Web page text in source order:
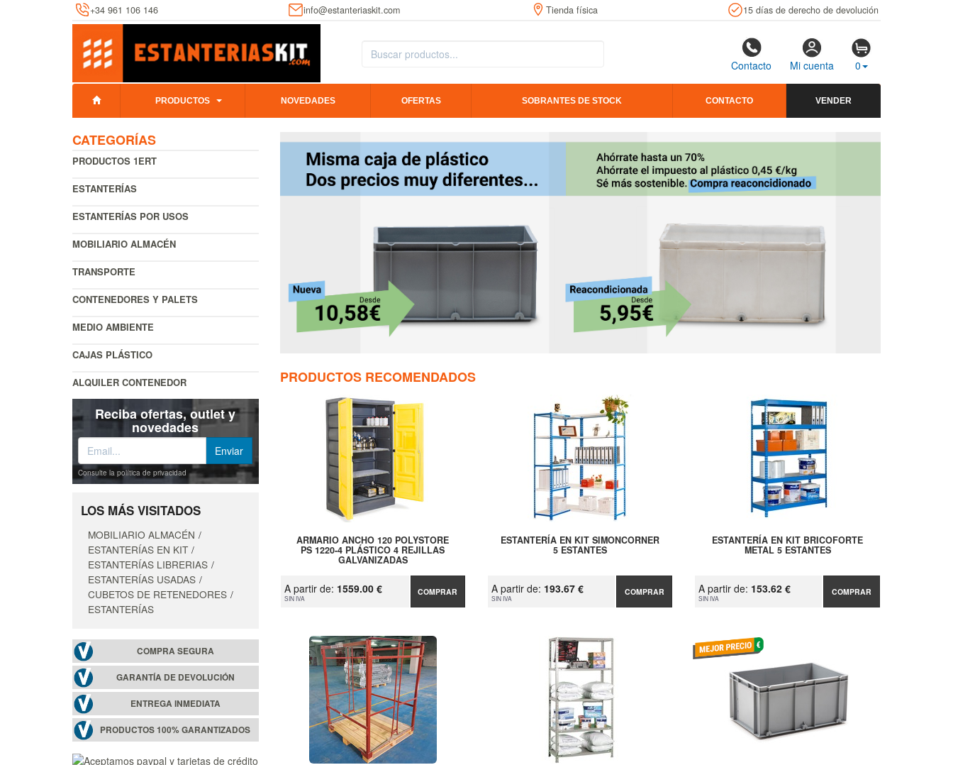
+34 961 106 146 info@estanteriaskit.com Tienda física 15 días de derecho de devolución
Contacto Mi cuenta 0
PRODUCTOS NOVEDADES OFERTAS SOBRANTES DE STOCK CONTACTO VENDER
CATEGORÍAS
PRODUCTOS 1ERT
ESTANTERÍAS
ESTANTERÍAS POR USOS
MOBILIARIO ALMACÉN
TRANSPORTE
CONTENEDORES Y PALETS
MEDIO AMBIENTE
CAJAS PLÁSTICO
ALQUILER CONTENEDOR
Reciba ofertas, outlet y
novedades
Consulte la política de privacidad
LOS MÁS VISITADOS
MOBILIARIO ALMACÉN
ESTANTERÍAS EN KIT
ESTANTERÍAS LIBRERIAS
ESTANTERÍAS USADAS
CUBETOS DE RETENEDORES
ESTANTERÍAS
COMPRA SEGURA
GARANTÍA DE DEVOLUCIÓN
ENTREGA INMEDIATA
PRODUCTOS 100% GARANTIZADOS
PRODUCTOS RECOMENDADOS
ARMARIO ANCHO 120 POLYSTORE
PS 1220-4 PLÁSTICO 4 REJILLAS
GALVANIZADAS
A partir de: 1559.00 €
SIN IVA
COMPRAR
ESTANTERÍA EN KIT SIMONCORNER
5 ESTANTES
A partir de: 193.67 €
SIN IVA
COMPRAR
ESTANTERÍA EN KIT BRICOFORTE
METAL 5 ESTANTES
A partir de: 153.62 €
SIN IVA
COMPRAR